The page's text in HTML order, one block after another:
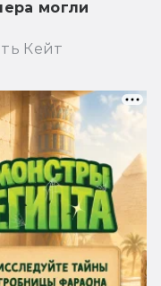
могли
Кейт